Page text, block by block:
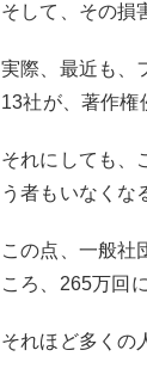
そして、その損
実際、最近も、
13社が、著作権
それにしても、
う者もいなくな
この点、一般社
ころ、265万回
それほど多くの